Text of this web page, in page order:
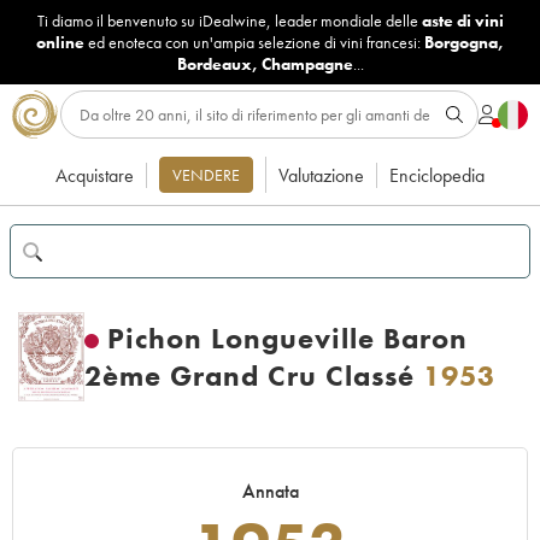
Ti diamo il benvenuto su iDealwine, leader mondiale delle aste di vini
onlineed enoteca con un'ampia selezione di vini francesi: Borgogna,
Bordeaux, Champagne...
Acquistare VENDERE Valutazione Enciclopedia
Pichon Longueville Baron
2ème Grand Cru Classé 1953
Annata